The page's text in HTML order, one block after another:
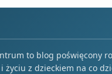
to blog poświęcony
życiu z dzieckiem na co